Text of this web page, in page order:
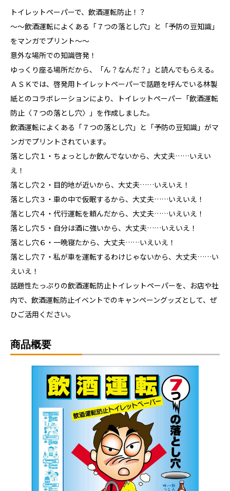
トイレットペーパーで、飲酒運転防止！？
～～飲酒運転によくある「７つの落とし穴」と「予防の豆知識」
をマンガでプリント～～
意外な場所での知識啓発！
ゆっくり座る場所だから、「ん？なんだ？」と読んでもらえる。
ＡＳＫでは、啓発用トイレットペーパーで話題を呼んでいる林製
紙とのコラボレーションにより、トイレットペーパー「飲酒運転
防止〈７つの落とし穴〉」を作成しました。
飲酒運転によくある「７つの落とし穴」と「予防の豆知識」がマ
ンガでプリントされています。
落とし穴１・ちょっとしか飲んでないから、大丈夫……いえい
え！
落とし穴２・目的地が近いから、大丈夫……いえいえ！
落とし穴３・車の中で仮眠するから、大丈夫……いえいえ！
落とし穴４・代行運転を頼んだから、大丈夫……いえいえ！
落とし穴５・自分は酒に強いから、大丈夫……いえいえ！
落とし穴６・一晩寝たから、大丈夫……いえいえ！
落とし穴７・私が車を運転するわけじゃないから、大丈夫……い
えいえ！
話題性たっぷりの飲酒運転防止トイレットペーパーを、お店や社
内で、飲酒運転防止イベントでのキャンペーングッズとして、ぜ
ひご活用ください。
商品概要